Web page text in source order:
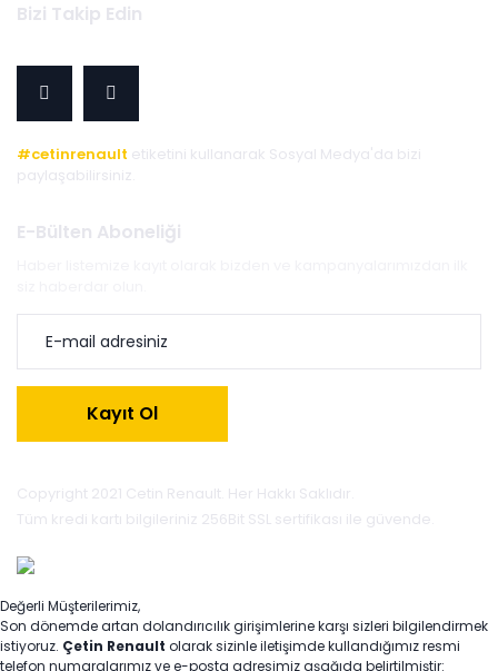
Bizi Takip Edin
#cetinrenault etiketini kullanarak Sosyal Medya'da bizi
paylaşabilirsiniz.
E-Bülten Aboneliği
Kayıt Ol
Copyright 2021 Cetin Renault. Her Hakkı Saklıdır.
Tüm kredi kartı bilgileriniz 256Bit SSL sertifikası ile güvende.
Değerli Müşterilerimiz,
Son dönemde artan dolandırıcılık girişimlerine karşı sizleri bilgilendirmek
istiyoruz. Çetin Renault olarak sizinle iletişimde kullandığımız resmi
telefon numaralarımız ve e-posta adresimiz aşağıda belirtilmiştir: